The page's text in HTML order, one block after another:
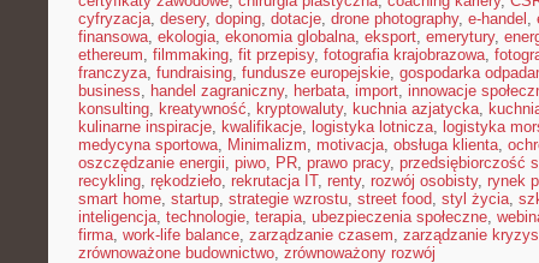
cyfryzacja, desery, doping, dotacje, drone photography, e-handel ,
finansowa, ekologia, ekonomia globalna, eksport, emerytury,
ethereum, filmmaking, fit przepisy, fotografia krajobrazowa,
franczyza, fundraising, fundusze europejskie, gospodarka
business, handel zagraniczny, herbata, import, innowacje
konsulting, kreatywność, kryptowaluty, kuchnia azjatycka,
kulinarne inspiracje, kwalifikacje, logistyka lotnicza, logistyka
medycyna sportowa, Minimalizm, motivacja, obsługa klienta,
oszczędzanie energii, piwo, PR, prawo pracy, przedsiębiorczość
recykling, rękodzieło, rekrutacja IT, renty, rozwój osobisty, rynek
smart home, startup, strategie wzrostu, street food, styl życia,
inteligencja, technologie, terapia, ubezpieczenia społeczne,
firma, work-life balance, zarządzanie czasem, zarządzanie
zrównoważone budownictwo, zrównoważony rozwój